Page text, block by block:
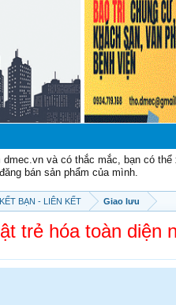
dmec.vn và có thắc mắc, bạn có
bán sản phẩm của mình.
BẠN - LIÊN KẾT Giao lưu
trẻ hóa toàn diện